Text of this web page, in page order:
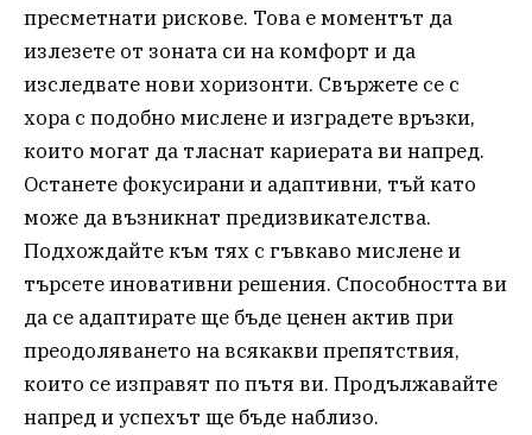
пресметнати рискове. Това е моментът да
излезете от зоната си на комфорт и да
изследвате нови хоризонти. Свържете се с
хора с подобно мислене и изградете връзки,
които могат да тласнат кариерата ви напред.
Останете фокусирани и адаптивни, тъй като
може да възникнат предизвикателства.
Подхождайте към тях с гъвкаво мислене и
търсете иновативни решения. Способността ви
да се адаптирате ще бъде ценен актив при
преодоляването на всякакви препятствия,
които се изправят по пътя ви. Продължавайте
напред и успехът ще бъде наблизо.